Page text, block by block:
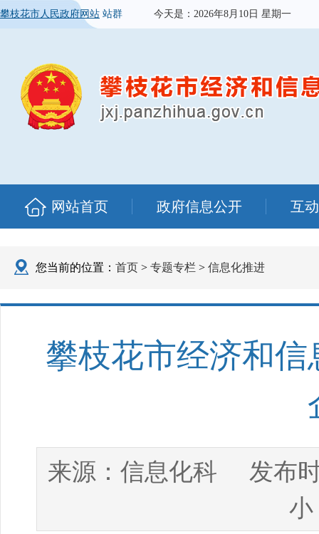
攀枝花市人民政府网站 站群 今天是： 2026年8月10日 星期一
网站首页 政府信息公开 互
您当前的位置： 首页 > 专题专栏 > 信息化推进
攀枝花市经济和
来源： 信息化科 发布
小